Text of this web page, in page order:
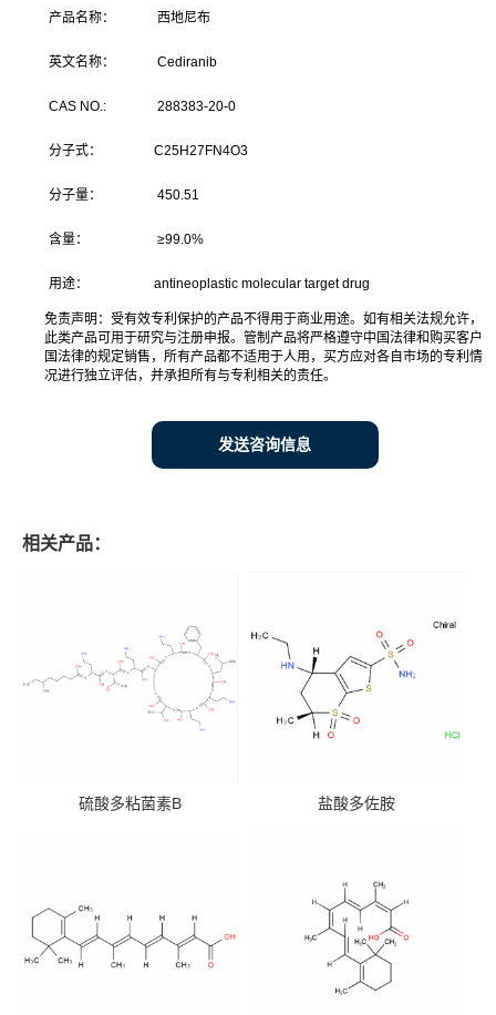
产品名称： 西地尼
英文名称： Cediranib
CAS NO.: 288383-20-0
分子式： C25H27FN4O3
分子量： 450.51
含量： ≥99.0%
用途： antineoplastic molecular target drug
免责声明：受有效专利保护的产品不得用于商业用途。如有相关法规允许，
此类产品可用于研究与注册申报。管制产品将严格遵守中国法律和购买客户
国法律的规定销售，所有产品都不适用于人用，买方应对各自市场的专利情
况进行独立评估，并承担所有与专利相关的责任。
发送咨询信息
相关产品：
硫酸多粘菌素B 盐酸多佐胺